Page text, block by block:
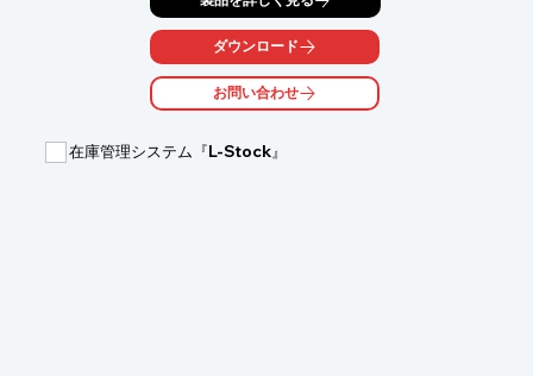
PT-X11S・PT-X11W 防水性能IP66を有し、大雨も大丈夫！
ダウンロード
お問い合わせ
在庫管理システム『L-Stock』